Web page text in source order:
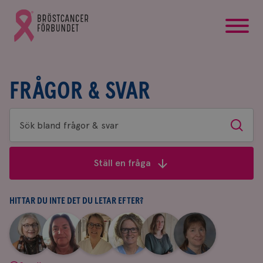
Gå
till
Bröstcancerförbundets
FRÅGOR & SVAR
Sök
bland
&
svar
Sök
Ställ en fråga
HITTAR DU INTE DET DU LETAR EFTER?
Aina
Johnsson
|
Anne
Andersson
Fredrika
Killander
|
Jeanette
Bäcklund
|
Maria
Edegran
|
Yvette
Andersson